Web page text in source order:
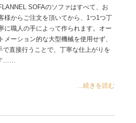
SOFAのソファはすべて、お
様からご注文を頂いてから、1つ1つ丁
に職人の手によって作られます。オー
トメーション的な大型機械を使用せず、
で直接行うことで、丁寧な仕上がりを
……
...続きを読む